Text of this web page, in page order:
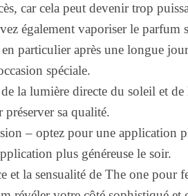
car cela peut devenir trop
également vaporiser le parfum
particulier après une longue
spéciale.
la lumière directe du soleil et de
préserver sa qualité.
– optez pour une application
plus généreuse le soir.
et la sensualité de The one pour